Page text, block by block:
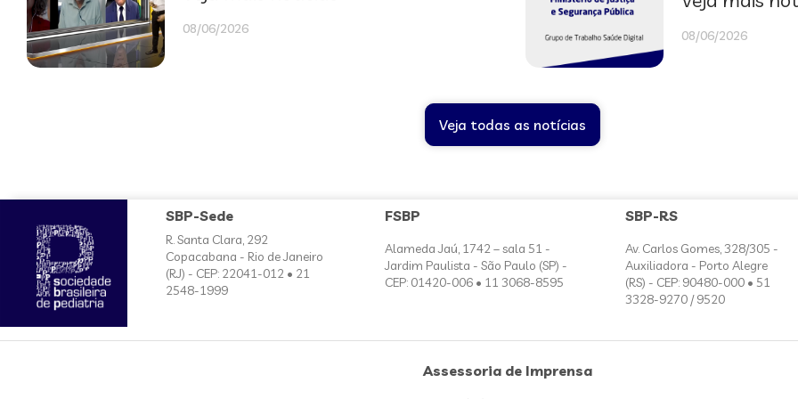
08/06/2026 08/06/2026
Veja todas as notícias
SBP-Sede
R. Santa Clara, 292
Copacabana - Rio de Janeiro
(RJ) - CEP: 22041-012 • 21
2548-1999
FSBP
Alameda Jaú, 1742 – sala 51 -
Jardim Paulista - São Paulo (SP) -
CEP: 01420-006 • 11 3068-8595
SBP-RS
Av. Carlos Gomes, 328/305 -
Auxiliadora - Porto Alegre
(RS) - CEP: 90480-000 • 51
3328-9270 / 9520
Assessoria de Imprensa